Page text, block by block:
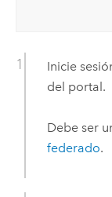
Inicie
del portal.
Debe ser
federado.